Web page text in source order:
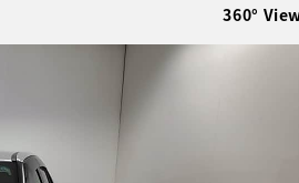
360°